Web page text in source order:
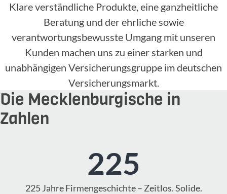
Klare verständliche Produkte, eine ganzheitliche
Beratung und der ehrliche sowie
verantwortungsbewusste Umgang mit unseren
Kunden machen uns zu einer starken und
unabhängigen Versicherungsgruppe im deutschen
Versicherungsmarkt.
Die Mecklenburgische in
Zahlen
225
225 Jahre Firmengeschichte – Zeitlos. Solide.